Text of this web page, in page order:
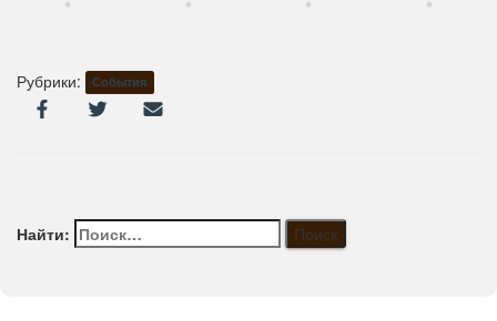
Рубрики: События
Найти: